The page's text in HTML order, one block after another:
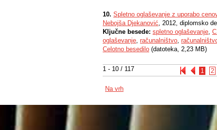
1 - 10 / 117 1 2
10. Spletno oglaševanje z uporabo
Nebojša Djekanović, 2012, diplomsko
Ključne besede: spletno oglaševanje,
oglaševanje, računalništvo,
Celotno besedilo (datoteka, 2,23 MB)
Na vrh